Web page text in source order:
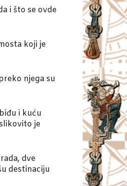
i što se ovde
koji je
njega su
i kuću
je
dve
destinaciju